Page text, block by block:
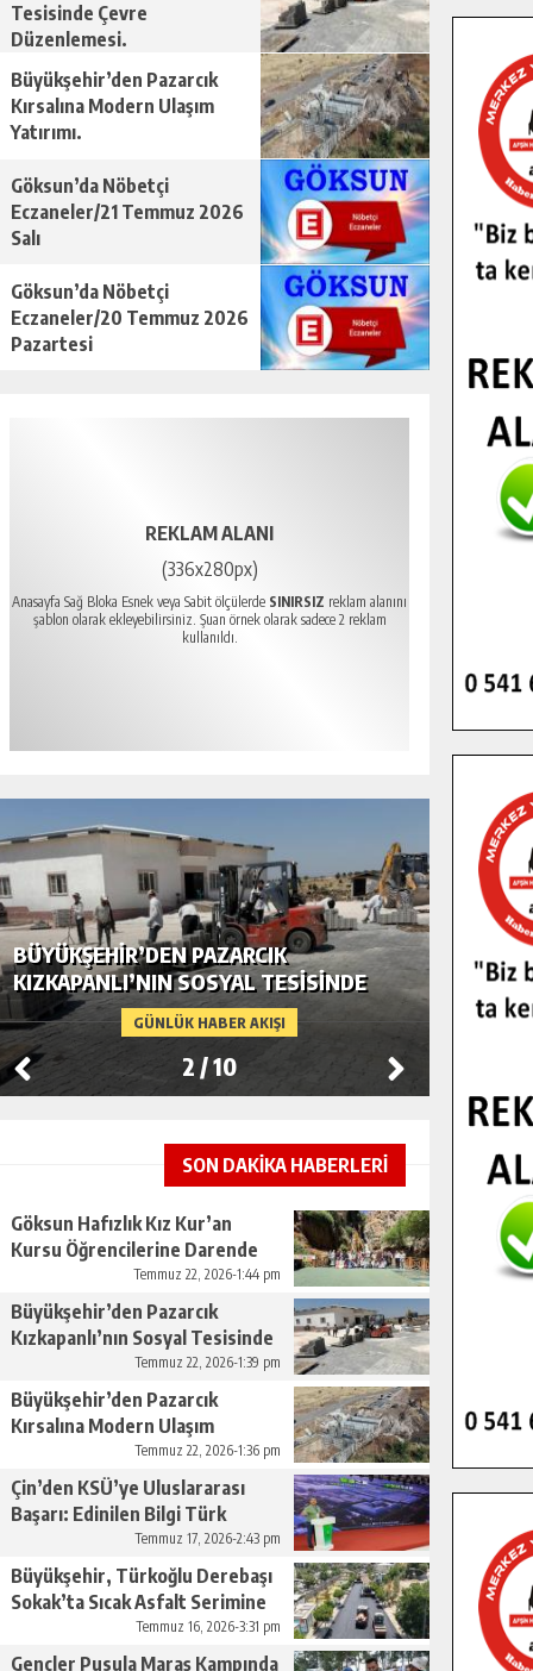
Tesisinde Çevre
Düzenlemesi.
Büyükşehir’den Pazarcık
Kırsalına Modern Ulaşım
Yatırımı.
Göksun’da Nöbetçi
Eczaneler/21 Temmuz 2026
Salı
Göksun’da Nöbetçi
Eczaneler/20 Temmuz 2026
Pazartesi
REKLAM ALANI
(336x280px)
Anasayfa Sağ Bloka Esnek veya Sabit ölçülerde SINIRSIZ reklam alanını
şablon olarak ekleyebilirsiniz. Şuan örnek olarak sadece 2 reklam
kullanıldı.
GÜNLÜK HABER AKIŞI
BÜYÜKŞEHIR’DEN PAZARCIK
KIZKAPANLI’NIN SOSYAL TESISINDE
ÇEVRE DÜZENLEMESI.
2 /10
SON DAKİKA HABERLERİ
Göksun Hafızlık Kız Kur’an
Kursu Öğrencilerine Darende
Temmuz 22, 2026-1:44 pm
Büyükşehir’den Pazarcık
Kızkapanlı’nın Sosyal Tesisinde
Çevre Düzenlemesi.Temmuz 22, 2026-1:39 pm
Büyükşehir’den Pazarcık
Kırsalına Modern Ulaşım
Temmuz 22, 2026-1:36 pm
Çin’den KSÜ’ye Uluslararası
Başarı: Edinilen Bilgi Türk
Tarımına Katkı Sağlayacak.
Temmuz 17, 2026-2:43 pm
Büyükşehir, Türkoğlu Derebaşı
Sokak’ta Sıcak Asfalt Serimine
Temmuz 16, 2026-3:31 pm
Gençler Pusula Maraş Kampında